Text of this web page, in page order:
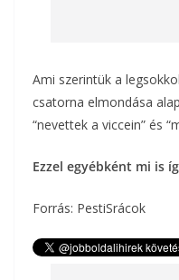
Ami szerintük a
csatorna elmondása
“nevettek a viccein” és
Ezzel egyébként mi is
Forrás: PestiSrácok